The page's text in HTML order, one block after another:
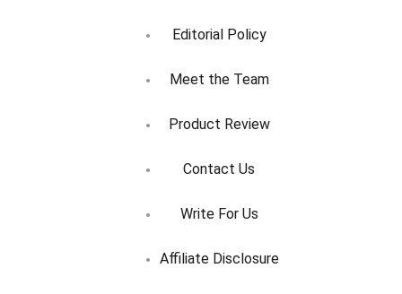
Editorial Policy
Meet the Team
Product Review
Contact Us
Write For Us
Affiliate Disclosure